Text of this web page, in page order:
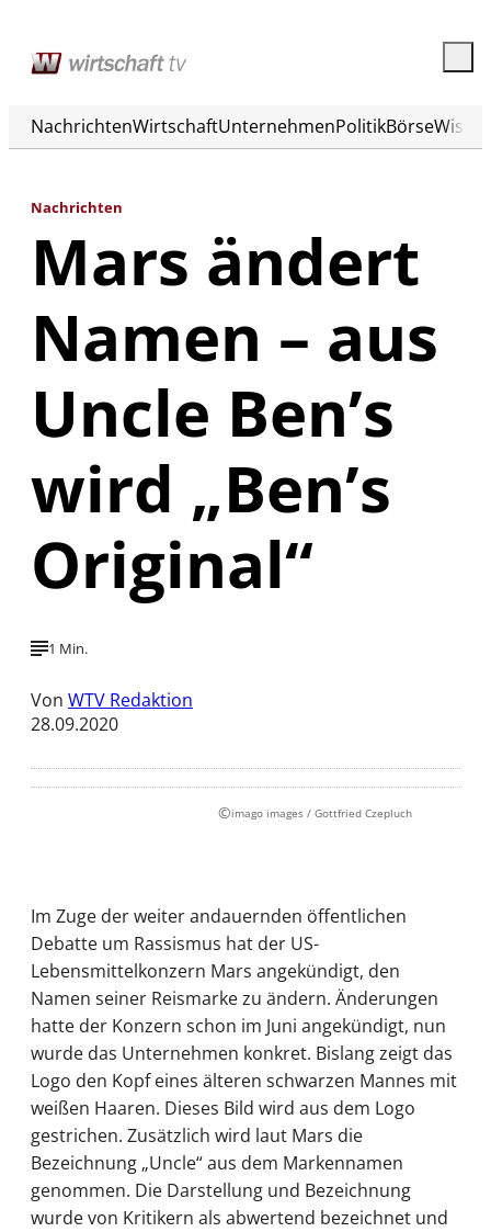
NachrichtenWirtschaftUnternehmenPolitikBörse
Nachrichten
Mars ändert
Namen – aus
Uncle Ben’s
wird „Ben’s
Original“
1 Min.
Von WTV Redaktion
28.09.2020
©imago images / Gottfried Czepluch
Im Zuge der weiter andauernden öffentlichen
Debatte um Rassismus hat der US-
Lebensmittelkonzern Mars angekündigt, den
Namen seiner Reismarke zu ändern. Änderungen
hatte der Konzern schon im Juni angekündigt, nun
wurde das Unternehmen konkret. Bislang zeigt das
Logo den Kopf eines älteren schwarzen Mannes mit
weißen Haaren. Dieses Bild wird aus dem Logo
gestrichen. Zusätzlich wird laut Mars die
Bezeichnung „Uncle“ aus dem Markennamen
genommen. Die Darstellung und Bezeichnung
wurde von Kritikern als abwertend bezeichnet und